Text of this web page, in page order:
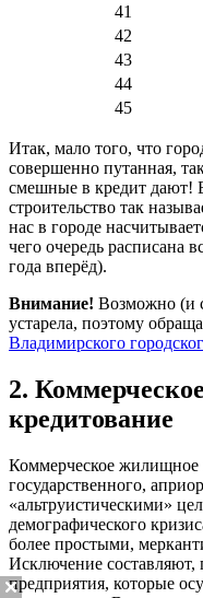
41
42
43
44
45
Итак, мало того, что
совершенно путанная,
смешные в кредит дают!
строительство так
нас в городе
чего очередь расписана
года вперёд).
Внимание! Возможно (и
устарела, поэтому
Владимирского
2.
кредитование
Коммерческое жилищное
государственного,
«альтруистическими»
демографического
более простыми,
Исключение составляют,
предприятия, которые